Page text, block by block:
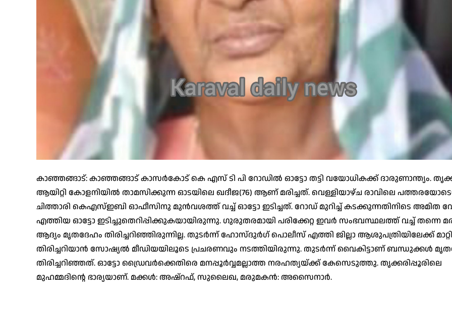
കാഞ്ഞങ്ങാട്: കാഞ്ഞങ്ങാട് കാസർകോട് കെ എസ് ടി പി റോഡിൽ ഓട്ടോ തട്ടി വയോധികക്ക് ദാരുണാന്ത്യം.
ആയിറ്റി കോളനിയിൽ താമസിക്കുന്ന ഓടയിലെ ഖദീജ(76) ആണ് മരിച്ചത്. വെള്ളിയാഴ്ച രാവിലെ
ചിത്താരി കെഎസ്ഇബി ഓഫീസിനു മുൻവശത്ത് വച്ച് ഓട്ടോ ഇടിച്ചത്. റോഡ് മുറിച്ച് കടക്കുന്നതിനിടെ അമിത
എത്തിയ ഓട്ടോ ഇടിച്ചുതെറിപ്പിക്കുകയായിരുന്നു. ഗുരുതരമായി പരിക്കേറ്റ ഇവർ സംഭവസ്ഥലത്ത് വച്ച് തന്നെ
ആദ്യം മൃതദേഹം തിരിച്ചറിഞ്ഞിരുന്നില്ല. തുടർന്ന് ഹോസ്ദുർഗ് പൊലീസ് എത്തി ജില്ലാ ആശുപത്രിയിലേക്ക്
തിരിച്ചറിയാൻ സോഷ്യൽ മീഡിയയിലൂടെ പ്രചരണവും നടത്തിയിരുന്നു. തുടർന്ന് വൈകിട്ടാണ് ബന്ധുക്കൾ
തിരിച്ചറിഞ്ഞത്. ഓട്ടോ ഡ്രൈവർക്കെതിരെ മനപ്പൂർവ്വമല്ലാത്ത നരഹത്യയ്ക്ക് കേസെടുത്തു. തൃക്കരിപ്പൂരിലെ
മുഹമ്മദിന്റെ ഭാര്യയാണ്. മക്കൾ: അഷ്റഫ്, സുലൈഖ, മരുമകൻ: അസൈനാർ.